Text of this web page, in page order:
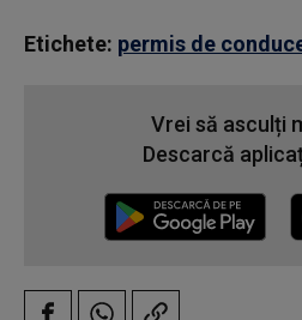
Etichete: permis de
Vrei să asculți
Descarcă